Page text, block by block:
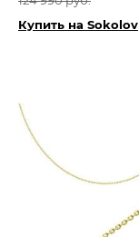
Купить на Sokolov